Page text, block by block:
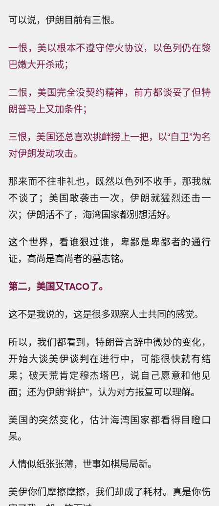
可以说，伊朗目前有三恨。
一恨，美以根本不遵守停火协议，以色列仍在黎
巴嫩大开杀戒；
二恨，美国完全没契约精神，前方都谈妥了但特
朗普马上又加条件；
三恨，美国还总喜欢挑衅捞上一把，以“自卫”为名
对伊朗发动攻击。
那来而不往非礼也，既然以色列不收手，那我就
不谈了；美国敢袭击一次，伊朗就猛烈还击一
次；伊朗活不了，海湾国家都别想活好。
这个世界，看谁狠过谁， 卑鄙是卑鄙者的通行
证，高尚是高尚者的墓志铭。
第二，美国又TACO了。
这不是我说的，这是很多观察人士共同的感觉。
所以，我们都看到，特朗普言辞中微妙的变化，
开始大谈美伊谈判在进行中，可能很快就有结
果；破天荒肯定穆杰塔巴，说自己愿意和他见
面；还为伊朗“辩护”，认为对方报复可以理解。
美国的突然变化，估计海湾国家都看得目瞪口
呆。
人情似纸张张薄，世事如棋局局新。
美伊你们摩擦摩擦，我们却成了耗材。真是你伤